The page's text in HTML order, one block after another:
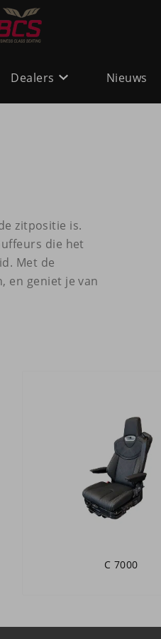
Dealers Nieuws
zitpositie is.
die het
Met de
en geniet je van
C 7000